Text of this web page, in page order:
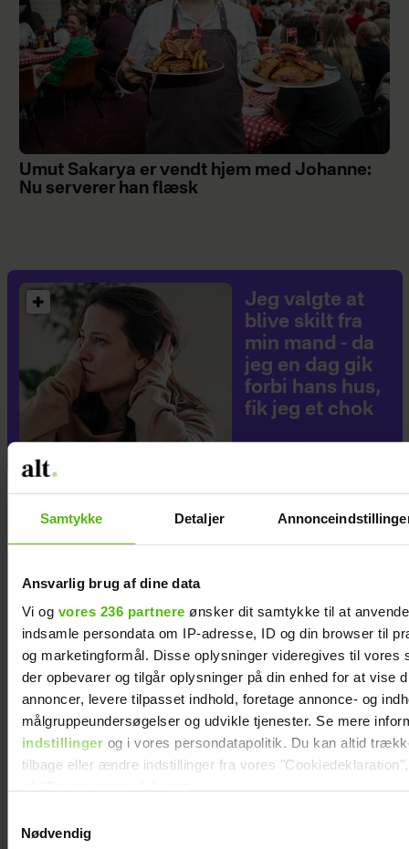
Samtykke Detaljer
Ansvarlig brug af dine data
Vi og vores 236 partnere ønsker dit samtykke til at
indsamle persondata om IP-adresse, ID og din browser til
og marketingformål. Disse oplysninger videregives til vores
der opbevarer og tilgår oplysninger på din enhed for at vise
annoncer, levere tilpasset indhold, foretage annonce- og
målgruppeundersøgelser og udvikle tjenester. Se mere
indstillingerog i vores persondatapolitik. Du kan altid
tilbage eller ændre indstillinger fra vores
Dine valg anvendes på hele websitet.
Nødvendig
Umut Sakarya er vendt hjem med Johanne:
Nu serverer han flæsk
Jeg valgte at
blive skilt fra
min mand - da
jeg en dag gik
forbi hans hus,
fik jeg et chok